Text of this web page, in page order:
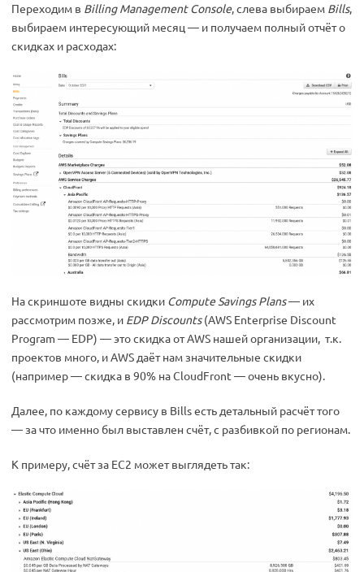
Переходим в Billing Management Console, слева выбираем Bills,
выбираем интересующий месяц — и получаем полный отчёт о
скидках и расходах:
На скриншоте видны скидки Compute Savings Plans— их
рассмотрим позже, и EDP Discounts(AWS Enterprise Discount
Program — EDP) — это скидка от AWS нашей организации, т.к.
проектов много, и AWS даёт нам значительные скидки
(например — скидка в 90% на CloudFront — очень вкусно).
Далее, по каждому сервису в Bills есть детальный расчёт того
— за что именно был выставлен счёт, с разбивкой по регионам.
К примеру, счёт за EC2 может выглядеть так: